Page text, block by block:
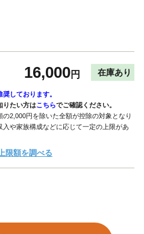
16,000円 在庫あり
奨しております。
りたい方はこちらでご確認ください。
2,000円を除いた全額が控除の対象となり
や家族構成などに応じて一定の上限があ
限額を調べる